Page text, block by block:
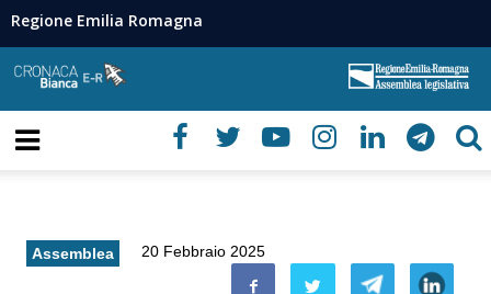
Regione Emilia Romagna
Assemblea 20 Febbraio 2025